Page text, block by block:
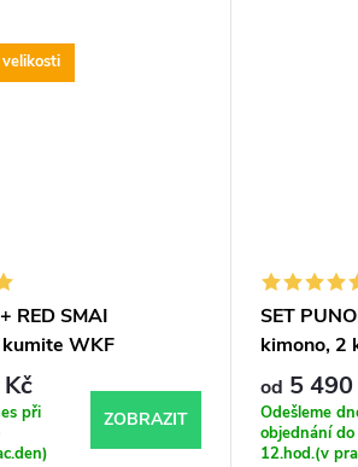
RED SMAI
WKF
kimono
při
ZOBRAZIT
SET
kimono, 2
od 5 490
Odešleme
objednání do
12.hod.(v